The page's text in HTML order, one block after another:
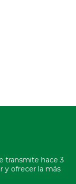
transmite hace 3
y ofrecer la más